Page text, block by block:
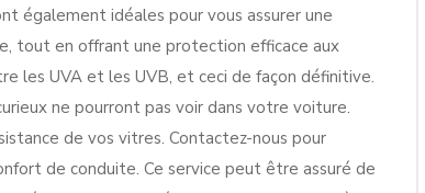
également idéales pour vous assurer une
tout en offrant une protection efficace aux
les UVA et les UVB, et ceci de façon définitive.
ne pourront pas voir dans votre voiture.
de vos vitres. Contactez-nous pour
de conduite. Ce service peut être assuré de